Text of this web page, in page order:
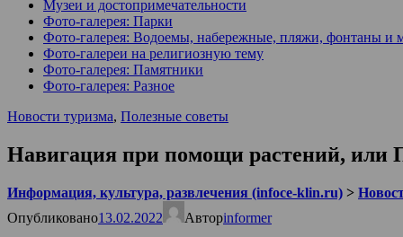
Музеи и достопримечательности
Фото-галерея: Парки
Фото-галерея: Водоемы, набережные, пляжи, фонтаны и
Фото-галереи на религиозную тему
Фото-галерея: Памятники
Фото-галерея: Разное
Новости туризма, Полезные советы
Навигация при помощи растений, или
Информация, культура, развлечения (infoce-klin.ru) >
Опубликовано13.02.2022 Авторinformer